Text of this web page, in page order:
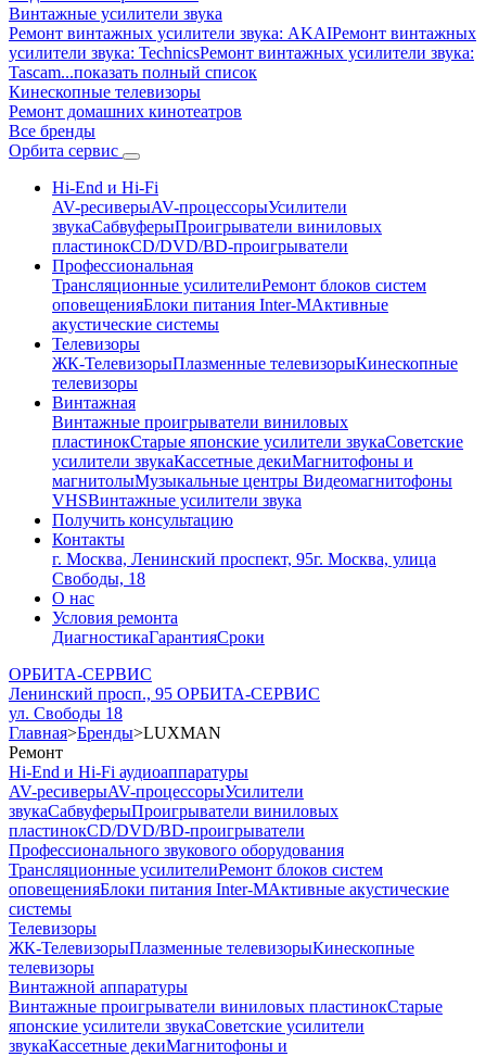
Винтажные усилители звука
Ремонт винтажных усилители звука: AKAIРемонт винтажных
усилители звука: TechnicsРемонт винтажных усилители звука:
Tascam...показать полный список
Кинескопные телевизоры
Ремонт домашних кинотеатров
Все бренды
Орбита сервис
Hi-End и Hi-Fi
AV-ресиверыAV-процессорыУсилители
звукаСабвуферыПроигрыватели виниловых
пластинокCD/DVD/BD-проигрыватели
Профессиональная
Трансляционные усилителиРемонт блоков систем
оповещенияБлоки питания Inter-MАктивные
акустические системы
Телевизоры
ЖК-ТелевизорыПлазменные телевизорыКинескопные
телевизоры
Винтажная
Винтажные проигрыватели виниловых
пластинокСтарые японские усилители звукаСоветские
усилители звукаКассетные декиМагнитофоны и
магнитолыМузыкальные центры Видеомагнитофоны
VHSВинтажные усилители звука
Получить консультацию
Контакты
г. Москва, Ленинский проспект, 95г. Москва, улица
Свободы, 18
О нас
Условия ремонта
ДиагностикаГарантияСроки
ОРБИТА-СЕРВИС
Ленинский просп., 95 ОРБИТА-СЕРВИС
ул. Свободы 18
Главная>Бренды>LUXMAN
Ремонт
Hi-End и Hi-Fi аудиоаппаратуры
AV-ресиверыAV-процессорыУсилители
звукаСабвуферыПроигрыватели виниловых
пластинокCD/DVD/BD-проигрыватели
Профессионального звукового оборудования
Трансляционные усилителиРемонт блоков систем
оповещенияБлоки питания Inter-MАктивные акустические
системы
Телевизоры
ЖК-ТелевизорыПлазменные телевизорыКинескопные
телевизоры
Винтажной аппаратуры
Винтажные проигрыватели виниловых пластинокСтарые
японские усилители звукаСоветские усилители
звукаКассетные декиМагнитофоны и